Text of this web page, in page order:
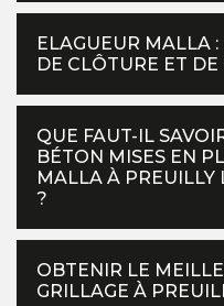
ELAGUEUR MALLA
DE CLÔTURE ET DE
QUE FAUT-IL
BÉTON MISES EN
MALLA À PREUILLY
?
OBTENIR LE
GRILLAGE À